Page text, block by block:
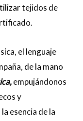
tejidos de
el lenguaje
de la mano
empujándonos
y
esencia de la